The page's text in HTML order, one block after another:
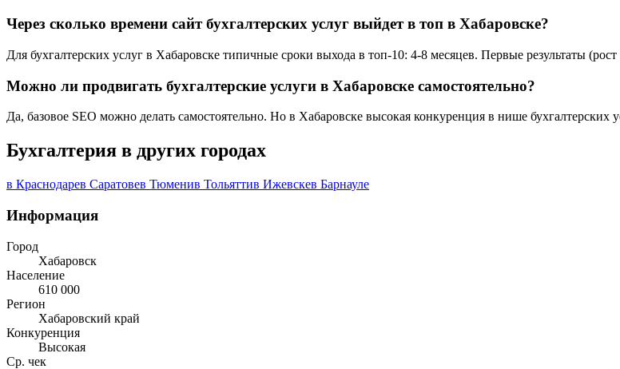
Через сколько времени сайт бухгалтерских услуг выйдет в топ в Хабаровске?
Для бухгалтерских услуг в Хабаровске типичные сроки выхода в топ-10: 4-8 месяцев. Первые результаты
Можно ли продвигать бухгалтерские услуги в Хабаровске самостоятельно?
Да, базовое SEO можно делать самостоятельно. Но в Хабаровске высокая конкуренция в нише бухгалтерских
Бухгалтерия в других городах
в Краснодарев Саратовев Тюменив Тольяттив Ижевскев Барнауле
Информация
Город
Хабаровск
Население
610 000
Регион
Хабаровский край
Конкуренция
Высокая
Ср. чек